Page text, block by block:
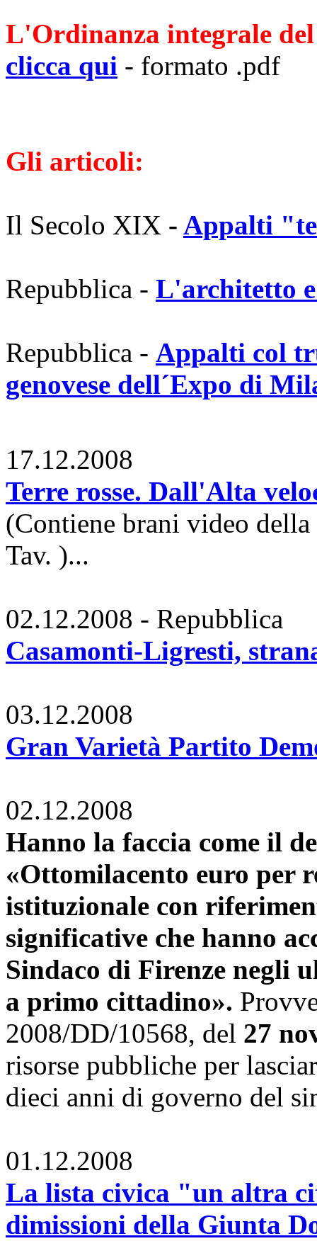
L'Ordinanza integrale
clicca qui - formato .pdf
Gli articoli:
Il Secolo XIX - Appalti
Repubblica - L'architetto e
Repubblica - Appalti col
genovese dell´Expo di
17.12.2008
Terre rosse. Dall'Alta
(Contiene brani video
Tav. )...
02.12.2008 - Repubblica
Casamonti-Ligresti,
03.12.2008
Gran Varietà Partito
02.12.2008
Hanno la faccia come il
«Ottomilacento euro per
istituzionale con
significative che hanno
Sindaco di Firenze negli
a primo cittadino».
2008/DD/10568, del 27
risorse pubbliche per
dieci anni di governo del
01.12.2008
La lista civica "un altra
dimissioni della Giunta